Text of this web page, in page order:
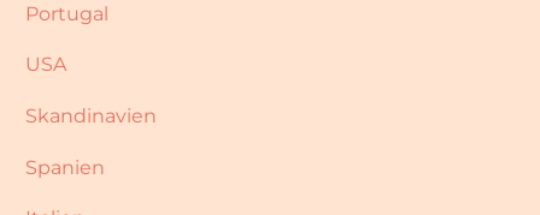
Portugal
USA
Skandinavien
Spanien